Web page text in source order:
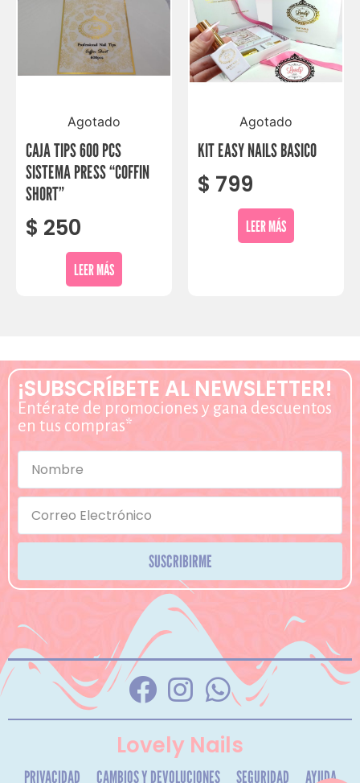
Agotado
CAJA TIPS 600 PCS
SISTEMA PRESS “COFFIN
SHORT”
$ 250
LEER MÁS
Agotado
KIT EASY NAILS BASICO
$ 799
LEER MÁS
¡SUBSCRÍBETE AL NEWSLETTER!
Entérate de promociones y gana descuentos
en tus compras*
SUSCRIBIRME
Lovely Nails
PRIVACIDAD CAMBIOS Y DEVOLUCIONES SEGURIDAD AYUDA